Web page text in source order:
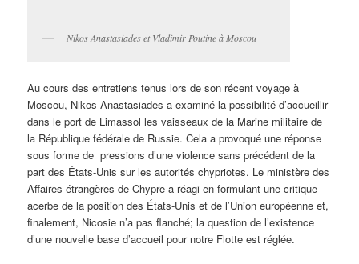
Nikos Anastasiades et Vladimir Poutine à Moscou
Au cours des entretiens tenus lors de son récent voyage à
Moscou, Nikos Anastasiades a examiné la possibilité d’accueillir
dans le port de Limassol les vaisseaux de la Marine militaire de
la République fédérale de Russie. Cela a provoqué une réponse
sous forme de pressions d’une violence sans précédent de la
part des États-Unis sur les autorités chypriotes. Le ministère des
Affaires étrangères de Chypre a réagi en formulant une critique
acerbe de la position des États-Unis et de l’Union européenne et,
finalement, Nicosie n’a pas flanché; la question de l’existence
d’une nouvelle base d’accueil pour notre Flotte est réglée.